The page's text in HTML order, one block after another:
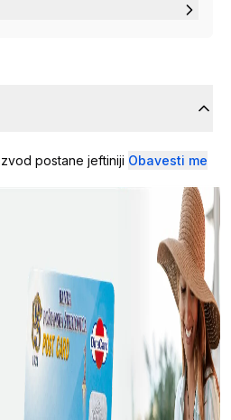
postane jeftiniji Obavesti me